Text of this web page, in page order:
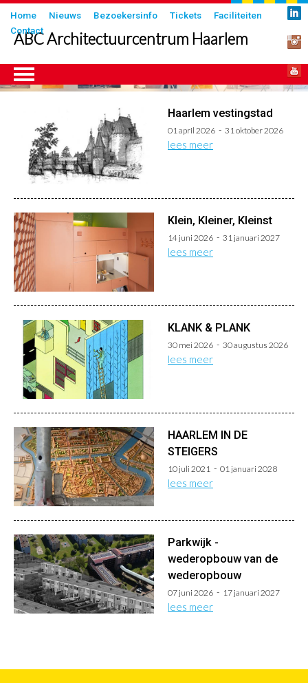
Overslaan
en
naar
inhoud
gaan
Submenu
Home Nieuws Bezoekersinfo Tickets
Faciliteiten
Contact
ABC Architectuurcentrum Haarlem
Haarlem vestingstad
01 april 2026 31 oktober 2026
lees meer
Klein, Kleiner, Kleinst
14 juni 2026 31 januari 2027
lees meer
KLANK & PLANK
30 mei 2026 30 augustus 2026
lees meer
HAARLEM IN DE
STEIGERS
10 juli 2021 01 januari 2028
lees meer
Parkwijk -
wederopbouw van de
wederopbouw
07 juni 2026 17 januari 2027
lees meer